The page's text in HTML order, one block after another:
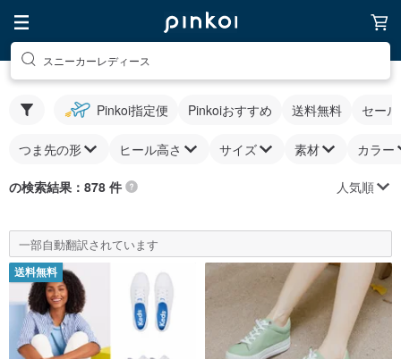
スニーカーレディース
Pinkoi指定便 Pinkoiおすすめ 送料無料 セー
つま先の形 ヒール高さ サイズ 素材 カラー
の検索結果：878 件 人気順
一部自動翻訳されています
送料無料